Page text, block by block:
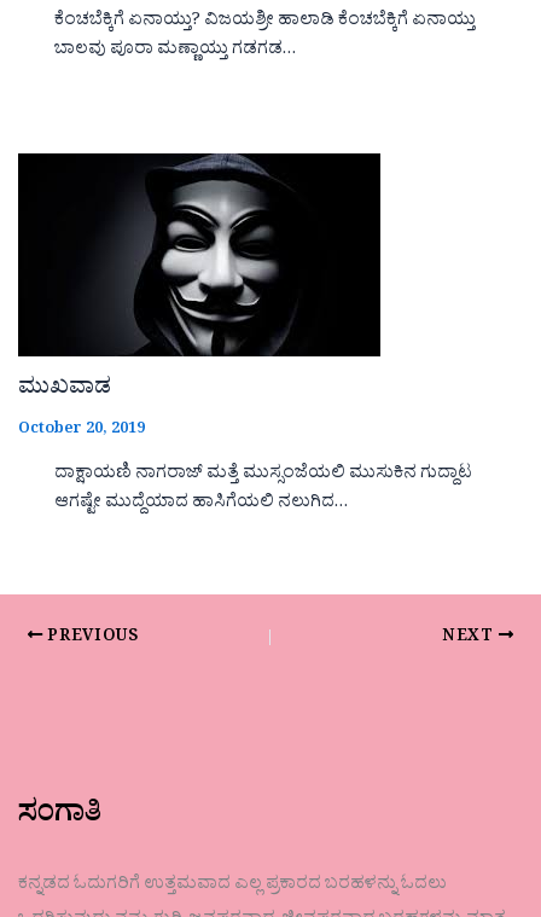
ಕೆಂಚಬೆಕ್ಕಿಗೆ ಏನಾಯ್ತು? ವಿಜಯಶ್ರೀ ಹಾಲಾಡಿ ಕೆಂಚಬೆಕ್ಕಿಗೆ ಏನಾಯ್ತು
ಬಾಲವು ಪೂರಾ ಮಣ್ಣಾಯ್ತು ಗಡಗಡ…
ಮುಖವಾಡ
October 20, 2019
ದಾಕ್ಷಾಯಣಿ ನಾಗರಾಜ್ ಮತ್ತೆ ಮುಸ್ಸಂಜೆಯಲಿ ಮುಸುಕಿನ ಗುದ್ದಾಟ
ಆಗಷ್ಟೇ ಮುದ್ದೆಯಾದ ಹಾಸಿಗೆಯಲಿ ನಲುಗಿದ…
PREVIOUS NEXT
ಸಂಗಾತಿ
ಕನ್ನಡದ ಓದುಗರಿಗೆ ಉತ್ತಮವಾದ ಎಲ್ಲ ಪ್ರಕಾರದ ಬರಹಳನ್ನು ಓದಲು